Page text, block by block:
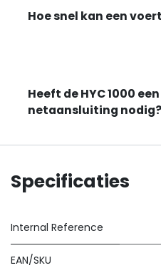
Hoe snel kan een
Heeft de HYC 1000
netaansluiting nodig?
Specificaties
Internal Reference
EAN/SKU